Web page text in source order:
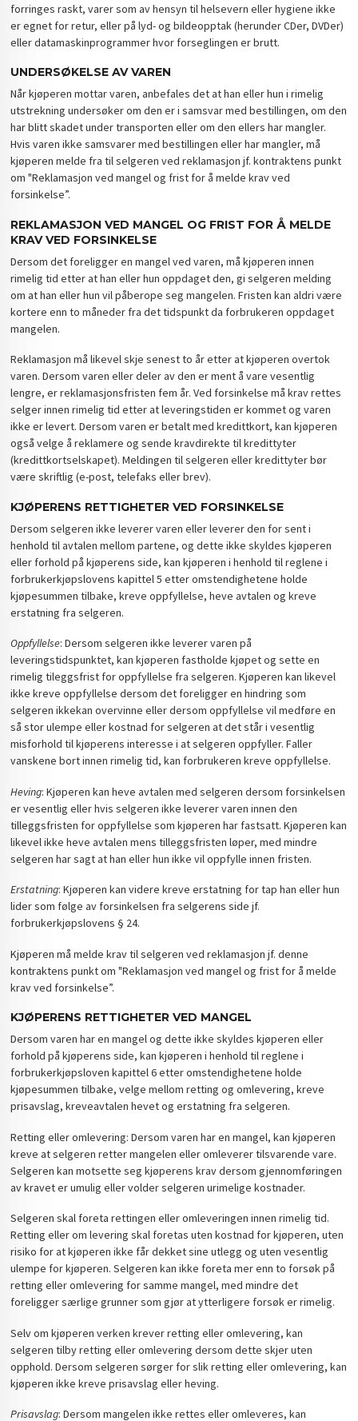
forringes raskt, varer som av hensyn til helsevern eller hygiene ikke
er egnet for retur, eller på lyd- og bildeopptak (herunder CDer, DVDer)
eller datamaskinprogrammer hvor forseglingen er brutt.
UNDERSØKELSE AV VAREN
Når kjøperen mottar varen, anbefales det at han eller hun i rimelig
utstrekning undersøker om den er i samsvar med bestillingen, om den
har blitt skadet under transporten eller om den ellers har mangler.
Hvis varen ikke samsvarer med bestillingen eller har mangler, må
kjøperen melde fra til selgeren ved reklamasjon jf. kontraktens punkt
om "Reklamasjon ved mangel og frist for å melde krav ved
forsinkelse”.
REKLAMASJON VED MANGEL OG FRIST FOR Å MELDE
KRAV VED FORSINKELSE
Dersom det foreligger en mangel ved varen, må kjøperen innen
rimelig tid etter at han eller hun oppdaget den, gi selgeren melding
om at han eller hun vil påberope seg mangelen. Fristen kan aldri være
kortere enn to måneder fra det tidspunkt da forbrukeren oppdaget
mangelen.
Reklamasjon må likevel skje senest to år etter at kjøperen overtok
varen. Dersom varen eller deler av den er ment å vare vesentlig
lengre, er reklamasjonsfristen fem år. Ved forsinkelse må krav rettes
selger innen rimelig tid etter at leveringstiden er kommet og varen
ikke er levert. Dersom varen er betalt med kredittkort, kan kjøperen
også velge å reklamere og sende kravdirekte til kredittyter
(kredittkortselskapet). Meldingen til selgeren eller kredittyter bør
være skriftlig (e-post, telefaks eller brev).
KJØPERENS RETTIGHETER VED FORSINKELSE
Dersom selgeren ikke leverer varen eller leverer den for sent i
henhold til avtalen mellom partene, og dette ikke skyldes kjøperen
eller forhold på kjøperens side, kan kjøperen i henhold til reglene i
forbrukerkjøpslovens kapittel 5 etter omstendighetene holde
kjøpesummen tilbake, kreve oppfyllelse, heve avtalen og kreve
erstatning fra selgeren.
Oppfyllelse: Dersom selgeren ikke leverer varen på
leveringstidspunktet, kan kjøperen fastholde kjøpet og sette en
rimelig tileggsfrist for oppfyllelse fra selgeren. Kjøperen kan likevel
ikke kreve oppfyllelse dersom det foreligger en hindring som
selgeren ikkekan overvinne eller dersom oppfyllelse vil medføre en
så stor ulempe eller kostnad for selgeren at det står i vesentlig
misforhold til kjøperens interesse i at selgeren oppfyller. Faller
vanskene bort innen rimelig tid, kan forbrukeren kreve oppfyllelse.
Heving: Kjøperen kan heve avtalen med selgeren dersom forsinkelsen
er vesentlig eller hvis selgeren ikke leverer varen innen den
tilleggsfristen for oppfyllelse som kjøperen har fastsatt. Kjøperen kan
likevel ikke heve avtalen mens tilleggsfristen løper, med mindre
selgeren har sagt at han eller hun ikke vil oppfylle innen fristen.
Erstatning: Kjøperen kan videre kreve erstatning for tap han eller hun
lider som følge av forsinkelsen fra selgerens side jf.
forbrukerkjøpslovens § 24.
Kjøperen må melde krav til selgeren ved reklamasjon jf. denne
kontraktens punkt om "Reklamasjon ved mangel og frist for å melde
krav ved forsinkelse”.
KJØPERENS RETTIGHETER VED MANGEL
Dersom varen har en mangel og dette ikke skyldes kjøperen eller
forhold på kjøperens side, kan kjøperen i henhold til reglene i
forbrukerkjøpsloven kapittel 6 etter omstendighetene holde
kjøpesummen tilbake, velge mellom retting og omlevering, kreve
prisavslag, kreveavtalen hevet og erstatning fra selgeren.
Retting eller omlevering: Dersom varen har en mangel, kan kjøperen
kreve at selgeren retter mangelen eller omleverer tilsvarende vare.
Selgeren kan motsette seg kjøperens krav dersom gjennomføringen
av kravet er umulig eller volder selgeren urimelige kostnader.
Selgeren skal foreta rettingen eller omleveringen innen rimelig tid.
Retting eller om levering skal foretas uten kostnad for kjøperen, uten
risiko for at kjøperen ikke får dekket sine utlegg og uten vesentlig
ulempe for kjøperen. Selgeren kan ikke foreta mer enn to forsøk på
retting eller omlevering for samme mangel, med mindre det
foreligger særlige grunner som gjør at ytterligere forsøk er rimelig.
Selv om kjøperen verken krever retting eller omlevering, kan
selgeren tilby retting eller omlevering dersom dette skjer uten
opphold. Dersom selgeren sørger for slik retting eller omlevering, kan
kjøperen ikke kreve prisavslag eller heving.
Prisavslag: Dersom mangelen ikke rettes eller omleveres, kan